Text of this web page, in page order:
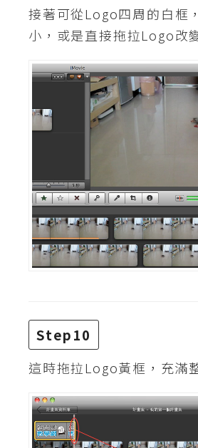
o
k
e
r
伺
設
定
資
源
免
版
型
接著可從Logo四周的白框
小，或是直接拖拉Logo改
Step10
這時拖拉Logo黃框，充滿